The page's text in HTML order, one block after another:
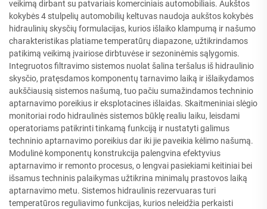
veikimą dirbant su patvariais komerciniais automobiliais. Aukštos
kokybės 4 stulpelių automobilių keltuvas naudoja aukštos kokybės
hidraulinių skysčių formulacijas, kurios išlaiko klampumą ir našumo
charakteristikas platiame temperatūrų diapazone, užtikrindamos
patikimą veikimą įvairiose dirbtuvėse ir sezoninėmis sąlygomis.
Integruotos filtravimo sistemos nuolat šalina teršalus iš hidraulinio
skysčio, pratęsdamos komponentų tarnavimo laiką ir išlaikydamos
aukščiausią sistemos našumą, tuo pačiu sumažindamos techninio
aptarnavimo poreikius ir eksplotacines išlaidas. Skaitmeniniai slėgio
monitoriai rodo hidraulinės sistemos būklę realiu laiku, leisdami
operatoriams patikrinti tinkamą funkciją ir nustatyti galimus
techninio aptarnavimo poreikius dar iki jie paveikia kėlimo našumą.
Modulinė komponentų konstrukcija palengvina efektyvius
aptarnavimo ir remonto procesus, o lengvai pasiekiami keitiniai bei
išsamus techninis palaikymas užtikrina minimalų prastovos laiką
aptarnavimo metu. Sistemos hidraulinis rezervuaras turi
temperatūros reguliavimo funkcijas, kurios neleidžia perkaisti